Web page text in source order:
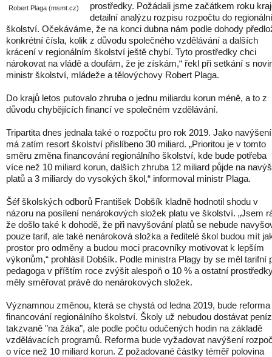
Robert Plaga (msmt.cz)
prostředky. Požádali jsme začátkem roku
detailní analýzu rozpisu rozpočtu do
školství. Očekáváme, že na konci dubna nám podle dohody
konkrétní čísla, kolik z důvodu společného vzdělávání a dalších
krácení v regionálním školství ještě chybí. Tyto prostředky chci
nárokovat na vládě a doufám, že je získám,“ řekl při setkání s
ministr školství, mládeže a tělovýchovy Robert Plaga.
Do krajů letos putovalo zhruba o jednu miliardu korun méně, a to z
důvodu chybějících financí ve společném vzdělávání.
Tripartita dnes jednala také o rozpočtu pro rok 2019. Jako navýšení
má zatím resort školství přislíbeno 30 miliard. „Prioritou je v tomto
směru změna financování regionálního školství, kde bude potřeba
více než 10 miliard korun, dalších zhruba 12 miliard půjde na
platů a 3 miliardy do vysokých škol,“ informoval ministr Plaga.
Šéf školských odborů František Dobšík kladně hodnotil shodu v
názoru na posílení nenárokových složek platu ve školství. „Jsem
že došlo také k dohodě, že při navyšování platů se nebude
pouze tarif, ale také nenároková složka a ředitelé škol budou mít
prostor pro odměny a budou moci pracovníky motivovat k lepším
výkonům,“ prohlásil Dobšík. Podle ministra Plagy by se měl tarifní
pedagoga v příštím roce zvýšit alespoň o 10 % a ostatní
měly směřovat právě do nenárokových složek.
Významnou změnou, která se chystá od ledna 2019, bude reforma
financování regionálního školství. Školy už nebudou dostávat
takzvaně "na žáka", ale podle počtu odučených hodin na základě
vzdělávacích programů. Reforma bude vyžadovat navýšení
o více než 10 miliard korun. Z požadované částky téměř polovina